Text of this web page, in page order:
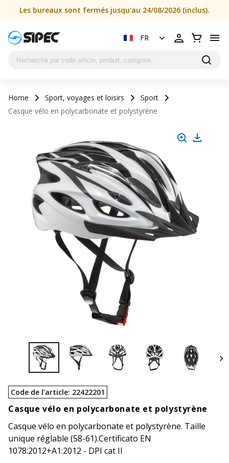
Les bureaux sont fermés jusqu'au 24/08/2026 (inclus).
FR
Home Sport, voyages et loisirs
Sport
Casque vélo en polycarbonate et polystyrène
Code de l’article: 22422201
Casque vélo en polycarbonate et polystyrène
Casque vélo en polycarbonate et polystyrène. Taille
unique réglable (58-61).Certificato EN
1078:2012+A1:2012 - DPI cat II